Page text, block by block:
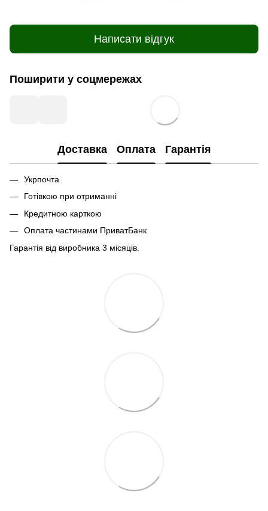
Написати відгук
Поширити у соцмережах
Доставка Оплата Гарантія
Укрпочта
Готівкою при отриманні
Кредитною карткою
Оплата частинами ПриватБанк
Гарантія від виробника 3 місяців.